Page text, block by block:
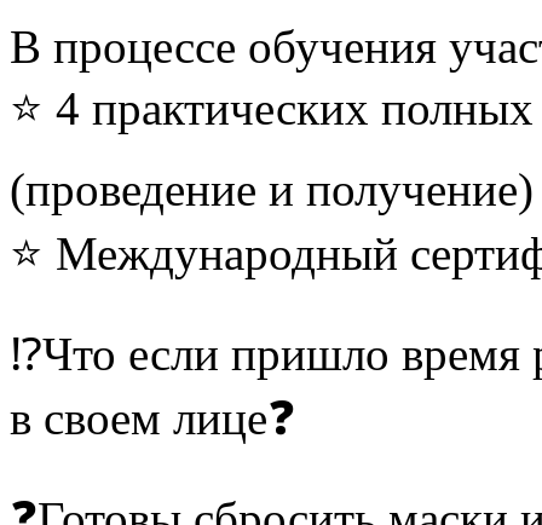
В процессе обучения
⭐ 4 практических
(проведение и получение)
⭐ Международный
⁉Что если пришло время
в своем лице❓